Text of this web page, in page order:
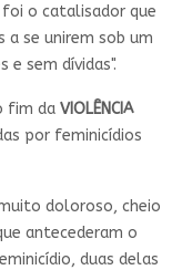
foi o catalisador que
a se unirem sob um
e sem dívidas".
fim daVIOLÊNCIA
por feminicídios
doloroso, cheio
antecederam o
duas delas